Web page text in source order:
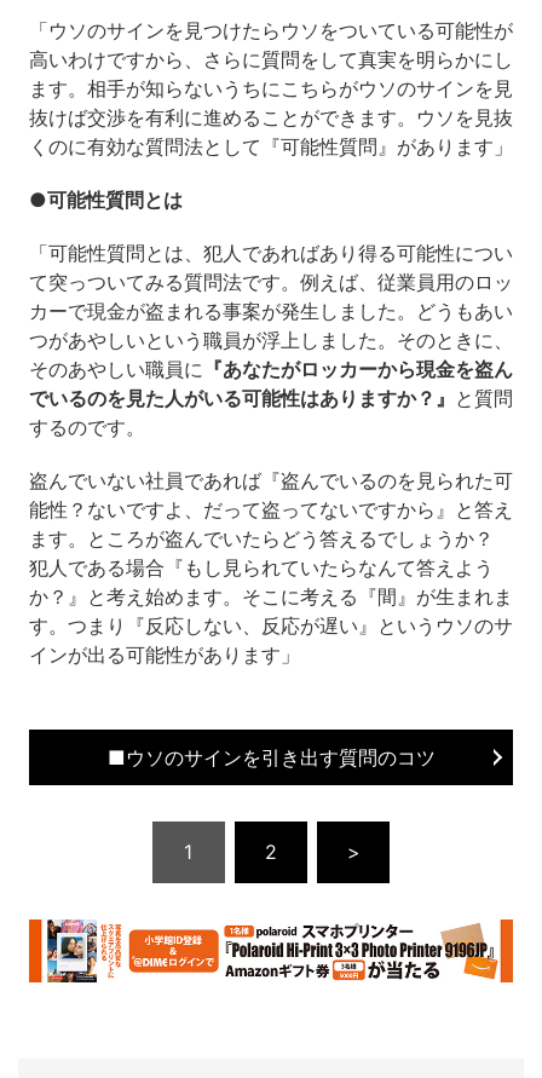
「ウソのサインを見つけたらウソをついている可能性が
高いわけですから、さらに質問をして真実を明らかにし
ます。相手が知らないうちにこちらがウソのサインを見
抜けば交渉を有利に進めることができます。ウソを見抜
くのに有効な質問法として『可能性質問』があります」
●可能性質問とは
「可能性質問とは、犯人であればあり得る可能性につい
て突っついてみる質問法です。例えば、従業員用のロッ
カーで現金が盗まれる事案が発生しました。どうもあい
つがあやしいという職員が浮上しました。そのときに、
そのあやしい職員に 『あなたがロッカーから現金を盗ん
でいるのを見た人がいる可能性はありますか？』 と質問
するのです。
盗んでいない社員であれば『盗んでいるのを見られた可
能性？ないですよ、だって盗ってないですから』と答え
ます。ところが盗んでいたらどう答えるでしょうか？
犯人である場合『もし見られていたらなんて答えよう
か？』と考え始めます。そこに考える『間』が生まれま
す。つまり『反応しない、反応が遅い』というウソのサ
インが出る可能性があります」
■ウソのサインを引き出す質問のコツ
1 2 >